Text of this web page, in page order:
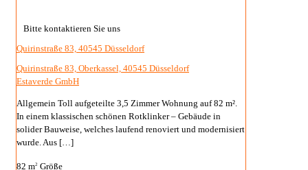
Bitte kontaktieren Sie uns
Quirinstraße 83, 40545 Düsseldorf
Quirinstraße 83, Oberkassel, 40545 Düsseldorf
Estaverde GmbH
Allgemein Toll aufgeteilte 3,5 Zimmer Wohnung auf 82 m².
In einem klassischen schönen Rotklinker – Gebäude in
solider Bauweise, welches laufend renoviert und modernisiert
wurde. Aus […]
82 m2 Größe